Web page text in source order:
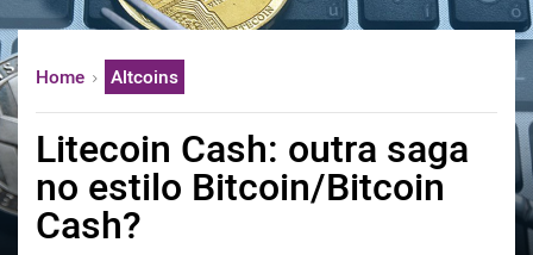
deutsch
中文
한국어
العربية
ไทย
Home Altcoins
Litecoin Cash: outra saga
no estilo Bitcoin/Bitcoin
Cash?